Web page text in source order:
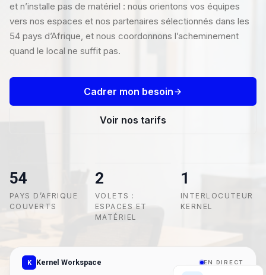
et n’installe pas de matériel : nous orientons vos équipes
vers nos espaces et nos partenaires sélectionnés dans les
54 pays d’Afrique, et nous coordonnons l’acheminement
quand le local ne suffit pas.
Cadrer mon besoin
Voir nos tarifs
54
PAYS D’AFRIQUE
COUVERTS
2
VOLETS :
ESPACES ET
MATÉRIEL
1
INTERLOCUTEUR
KERNEL
K Kernel Workspace EN DIRECT